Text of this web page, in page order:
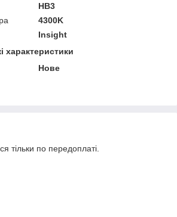
HB3
4300K
Insight
характеристики
Нове
тільки по передоплаті.